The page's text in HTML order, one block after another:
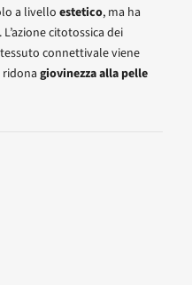
a livello estetico, ma ha
L’azione citotossica dei
connettivale viene
giovinezza alla pelle